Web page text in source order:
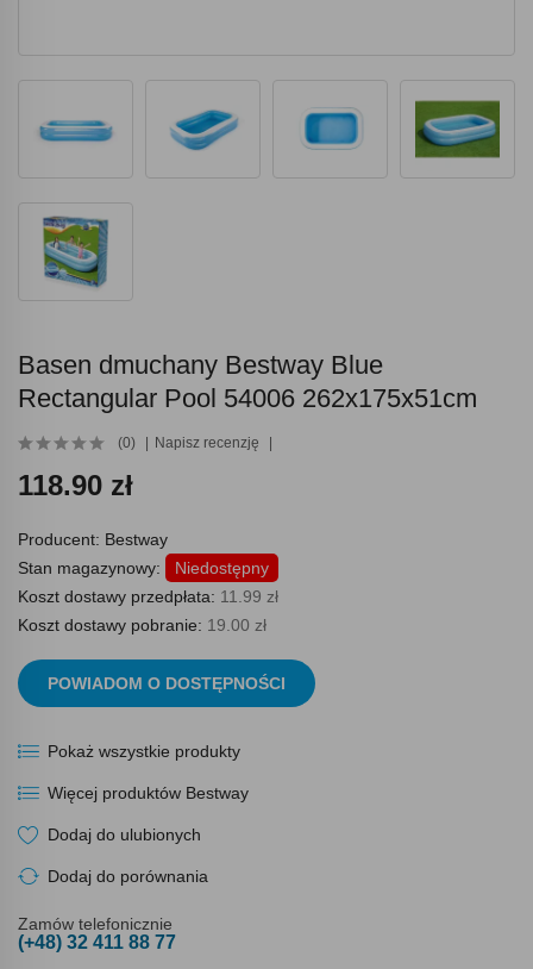
Basen dmuchany Bestway Blue
Rectangular Pool 54006 262x175x51cm
(0) Napisz recenzję
118.90 zł
Producent: Bestway
Stan magazynowy:
Niedostępny
Koszt dostawy przedpłata: 11.99 zł
Koszt dostawy pobranie: 19.00 zł
POWIADOM O DOSTĘPNOŚCI
Pokaż wszystkie produkty
Więcej produktów Bestway
Dodaj do ulubionych
Dodaj do porównania
Zamów telefonicznie
(+48) 32 411 88 77